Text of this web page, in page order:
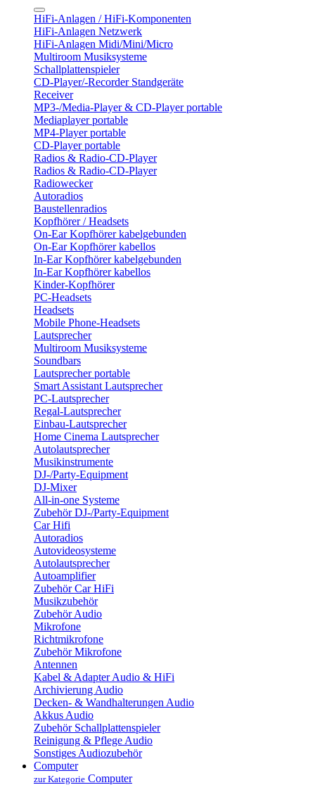
HiFi-Anlagen / HiFi-Komponenten
HiFi-Anlagen Netzwerk
HiFi-Anlagen Midi/Mini/Micro
Multiroom Musiksysteme
Schallplattenspieler
CD-Player/-Recorder Standgeräte
Receiver
MP3-/Media-Player & CD-Player portable
Mediaplayer portable
MP4-Player portable
CD-Player portable
Radios & Radio-CD-Player
Radios & Radio-CD-Player
Radiowecker
Autoradios
Baustellenradios
Kopfhörer / Headsets
On-Ear Kopfhörer kabelgebunden
On-Ear Kopfhörer kabellos
In-Ear Kopfhörer kabelgebunden
In-Ear Kopfhörer kabellos
Kinder-Kopfhörer
PC-Headsets
Headsets
Mobile Phone-Headsets
Lautsprecher
Multiroom Musiksysteme
Soundbars
Lautsprecher portable
Smart Assistant Lautsprecher
PC-Lautsprecher
Regal-Lautsprecher
Einbau-Lautsprecher
Home Cinema Lautsprecher
Autolautsprecher
Musikinstrumente
DJ-/Party-Equipment
DJ-Mixer
All-in-one Systeme
Zubehör DJ-/Party-Equipment
Car Hifi
Autoradios
Autovideosysteme
Autolautsprecher
Autoamplifier
Zubehör Car HiFi
Musikzubehör
Zubehör Audio
Mikrofone
Richtmikrofone
Zubehör Mikrofone
Antennen
Kabel & Adapter Audio & HiFi
Archivierung Audio
Decken- & Wandhalterungen Audio
Akkus Audio
Zubehör Schallplattenspieler
Reinigung & Pflege Audio
Sonstiges Audiozubehör
Computer
zur Kategorie Computer